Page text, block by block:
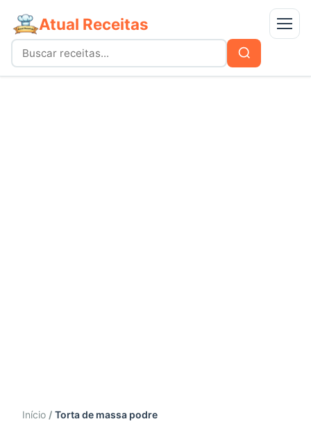
Atual Receitas Menu
Buscar
por:
Buscar
Início Torta de massa podre